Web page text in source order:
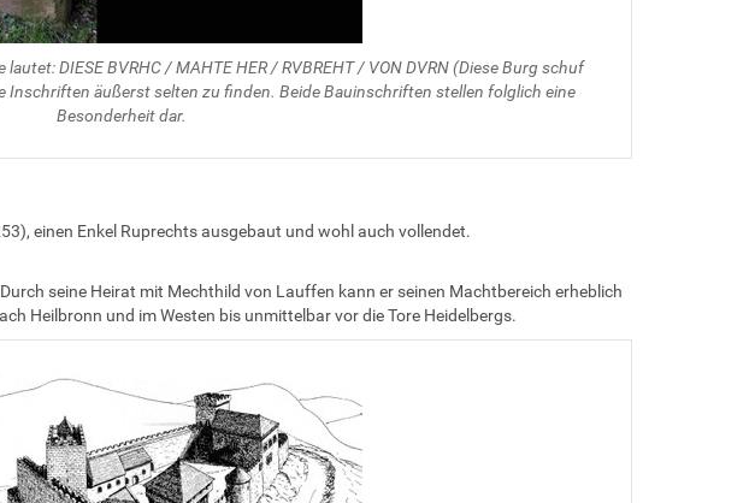
DIESE BVRHC / MAHTE HER / RVBREHT / VON DVRN (Diese Burg schuf
Inschriften äußerst selten zu finden. Beide Bauinschriften stellen folglich eine
Besonderheit dar.
einen Enkel Ruprechts ausgebaut und wohl auch vollendet.
seine Heirat mit Mechthild von Lauffen kann er seinen Machtbereich erheblich
Heilbronn und im Westen bis unmittelbar vor die Tore Heidelbergs.